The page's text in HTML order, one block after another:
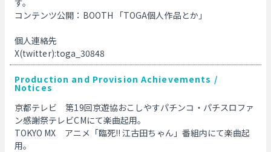
す。
コンテンツ公開：BOOTH 「TOGA個人作品とか」
個人連絡先
X(twitter):toga_30848
Production and Provision Achievements /
Notices
京都テレビ　第19回京遊協おこしやすパチンコ・パチスロファ
ン感謝祭テレビCMにて楽曲起用。
TOKYO MX　アニメ「臨死!! 江古田ちゃん」番組内にて楽曲起
用。